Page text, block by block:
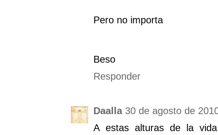
Pero no importa
Beso
Responder
Daalla 30 de agosto de
A estas alturas de la